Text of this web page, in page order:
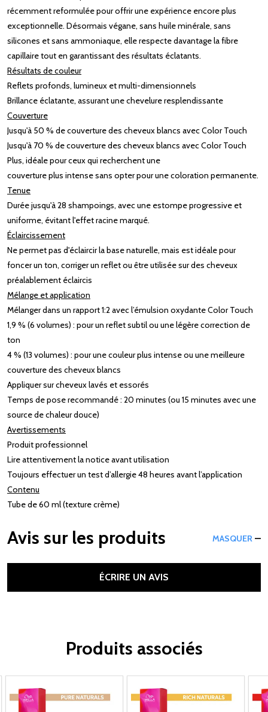
récemment reformulée pour offrir une expérience encore plus
exceptionnelle. Désormais végane, sans huile minérale, sans
silicones et sans ammoniaque, elle respecte davantage la fibre
capillaire tout en garantissant des résultats éclatants. ​
Résultats de couleur
Reflets profonds, lumineux et multi-dimensionnels​
Brillance éclatante, assurant une chevelure resplendissante​
Couverture
Jusqu'à 50 % de couverture des cheveux blancs avec Color Touch​
Jusqu'à 70 % de couverture des cheveux blancs avec Color Touch
Plus, idéale pour ceux qui recherchent une
couverture plus intense sans opter pour une coloration permanente. ​
Tenue
Durée jusqu'à 28 shampoings, avec une estompe progressive et
uniforme, évitant l'effet racine marqué. ​
Éclaircissement
Ne permet pas d'éclaircir la base naturelle, mais est idéale pour
foncer un ton, corriger un reflet ou être utilisée sur des cheveux
préalablement éclaircis​
Mélange et application
Mélanger dans un rapport 1:2 avec l’émulsion oxydante Color Touch​
1,9 % (6 volumes) : pour un reflet subtil ou une légère correction de
ton​
4 % (13 volumes) : pour une couleur plus intense ou une meilleure
couverture des cheveux blancs​
Appliquer sur cheveux lavés et essorés​
Temps de pose recommandé : 20 minutes (ou 15 minutes avec une
source de chaleur douce)​
Avertissements
Produit professionnel​
Lire attentivement la notice avant utilisation​
Toujours effectuer un test d’allergie 48 heures avant l’application​
Contenu
Tube de 60 ml (texture crème)​
Avis sur les produits MASQUER
ÉCRIRE UN AVIS
Produits associés